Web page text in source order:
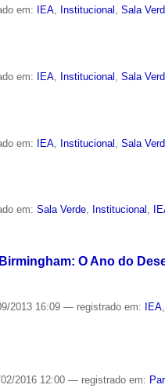
em: IEA, Institucional ,Sala
em: IEA Institucional ,Sala
em: IEA Institucional ,Sala
em:Sala Verde, Institucional ,
O Ano do
2013 16:09— registrado em: IEA
2016 12:00— registrado em: